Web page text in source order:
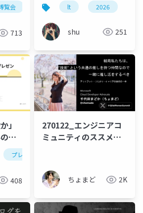
覧会 技書博 osc
713
lt 2026
shu 251
」
エ
ププレゼンテーション
408
270122_エンジニアコ
ミュニティのススメ
ちょまど 2K